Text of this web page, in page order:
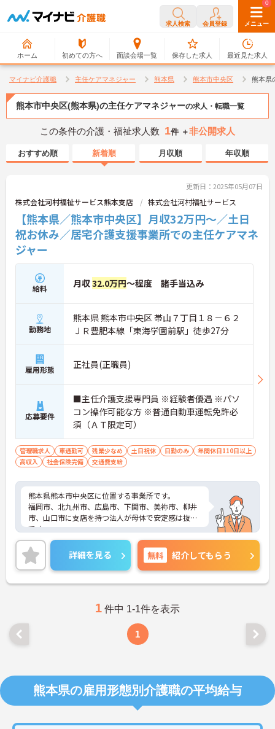
求人検索 会員登録 メニュー
ホーム 初めての方へ 面談会場一覧
0
保存した求人
0
最近見た求人
マイナビ介護職 主任ケアマネジャー 熊本県 熊本市中央区 熊本県
熊本市中央区(熊本県)の主任ケアマネジャーの求人・転職一覧
この条件の介護・福祉求人数 1件 ＋非公開求人
おすすめ順 新着順 月収順 年収順
更新日：2025年05月07日
株式会社河村福祉サービス熊本支店 株式会社河村福祉サービス
【熊本県／熊本市中央区】月収32万円～／土日
祝お休み／居宅介護支援事業所での主任ケアマネ
ジャー
給料 月収32.0万円～程度 諸手当込み
勤務地
熊本県 熊本市中央区 帯山７丁目１８－６２
ＪＲ豊肥本線「東海学園前駅」徒歩27分
雇用形態 正社員(正職員)
応募要件
■主任介護支援専門員 ※経験者優遇 ※パソ
コン操作可能な方 ※普通自動車運転免許必
須（ＡＴ限定可）
管理職求人 車通勤可 残業少なめ 土日祝休 日勤のみ
年間休日110日以上
高収入
社会保険完備 交通費支給
熊本県熊本市中央区に位置する事業所です。
福岡市、北九州市、広島市、下関市、美祢市、柳井
市、山口市に支店を持つ法人が母体で安定感は抜群
です。
年間休日120日、残業も少なめですので、ワーク・
ライフ・バランスも大切にしていただけます。
ご興味ある方には、面接対策ポイントなど、さらに
詳細をお話しいたしますのでお気軽にご相談くださ
い！
詳細を見る 無料 紹介してもらう
1 件中 1-1件を表示
1
熊本県の雇用形態別介護職の平均給与